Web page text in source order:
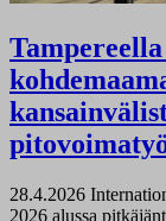
28.4.2026
2026 alussa